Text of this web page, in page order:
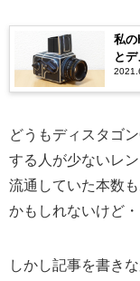
私の
とデ
どうもディスタゴ
する人が少ないレ
流通していた本数
かもしれないけど・
しかし記事を書き